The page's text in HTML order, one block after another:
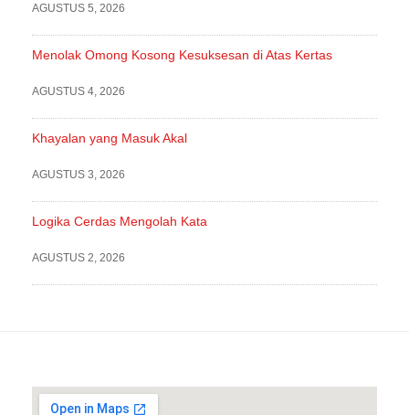
AGUSTUS 5, 2026
Menolak Omong Kosong Kesuksesan di Atas Kertas
AGUSTUS 4, 2026
Khayalan yang Masuk Akal
AGUSTUS 3, 2026
Logika Cerdas Mengolah Kata
AGUSTUS 2, 2026